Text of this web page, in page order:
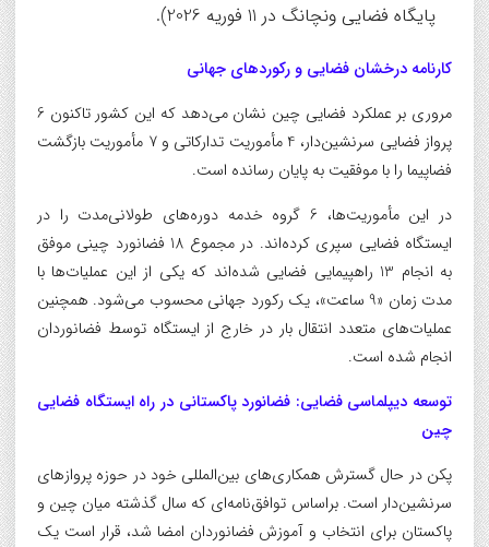
پایگاه فضایی ونچانگ در 11 فوریه 2026).
کارنامه درخشان فضایی و رکوردهای جهانی
مروری بر عملکرد فضایی چین نشان می‌دهد که این کشور تاکنون 6
پرواز فضایی سرنشین‌دار، 4 مأموریت تدارکاتی و 7 مأموریت بازگشت
فضاپیما را با موفقیت به پایان رسانده است.
در این مأموریت‌ها، 6 گروه خدمه دوره‌های طولانی‌مدت را در
ایستگاه فضایی سپری کرده‌اند. در مجموع 18 فضانورد چینی موفق
به انجام 13 راهپیمایی فضایی شده‌اند که یکی از این عملیات‌ها با
مدت زمان «9 ساعت»، یک رکورد جهانی محسوب می‌شود. همچنین
عملیات‌های متعدد انتقال بار در خارج از ایستگاه توسط فضانوردان
انجام شده است.
توسعه دیپلماسی فضایی: فضانورد پاکستانی در راه ایستگاه فضایی
چین
پکن در حال گسترش همکاری‌های بین‌المللی خود در حوزه پروازهای
سرنشین‌دار است. براساس توافق‌نامه‌ای که سال گذشته میان چین و
پاکستان برای انتخاب و آموزش فضانوردان امضا شد، قرار است یک